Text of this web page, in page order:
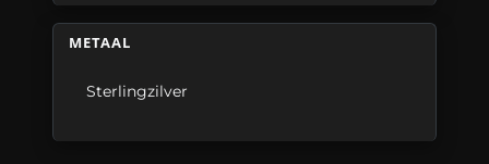
METAAL
Sterlingzilver